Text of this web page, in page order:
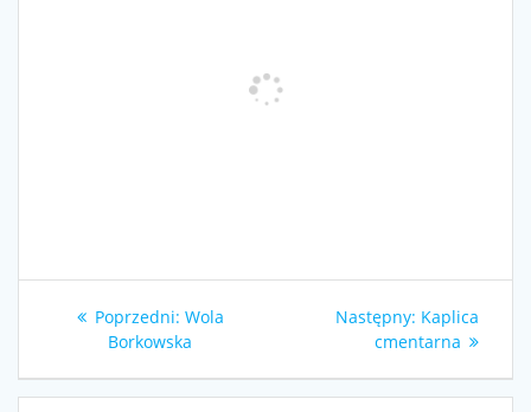
Nawigacja
wpisu
Poprzedni: Poprzedni
wpis:
Wola
Borkowska
Następny: Następny
wpis:
Kaplica
cmentarna